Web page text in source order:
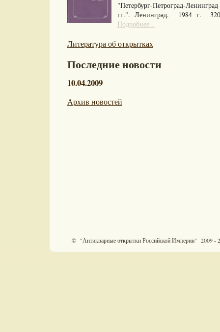
"Петербург-Петроград-
гг.". Ленинград. 1984 г.
Подробнее...
Литература об открытках
Последние новости
10.04.2009
Архив новостей
© "Антикварные открытки Российской Империи" 2009 -